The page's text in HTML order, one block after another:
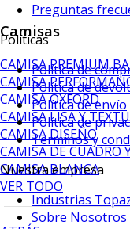
Camisas
CAMISA PREMIUM
CAMISA
CAMISA OXFORD
CAMISA LISA Y
CAMISA DISEÑO
CAMISA DE CUADRO
CAMISA BLANCA
VER TODO
Preguntas
Políticas
Política de
Política de
Política de envío
Política de
Terminos y
Nuestra empresa
Industrias
Sobre Nosotros